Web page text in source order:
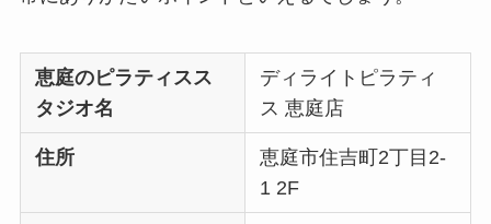
恵庭のピラティスス
タジオ名
ディライトピラティ
ス 恵庭店
住所
恵庭市住吉町2丁目2-
1 2F